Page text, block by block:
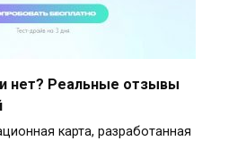
нет? Реальные отзывы
карта, разработанная